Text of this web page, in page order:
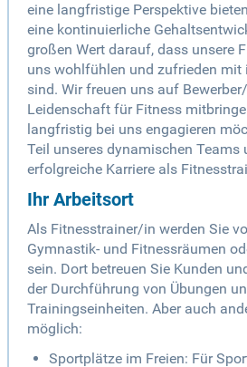
eine langfristige Perspektive
eine kontinuierliche
großen Wert darauf, dass unsere
uns wohlfühlen und zufrieden mit
sind. Wir freuen uns auf
Leidenschaft für Fitness
langfristig bei uns engagieren
Teil unseres dynamischen Teams
erfolgreiche Karriere als
Ihr Arbeitsort
Als Fitnesstrainer/in werden Sie
Gymnastik- und Fitnessräumen
sein. Dort betreuen Sie Kunden
der Durchführung von Übungen
Trainingseinheiten. Aber auch
möglich:
Sportplätze im Freien: Für